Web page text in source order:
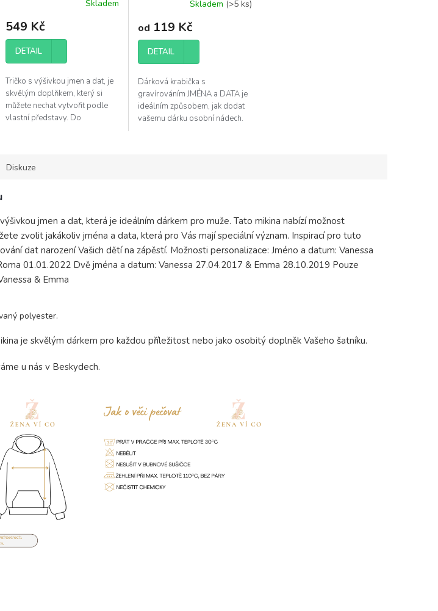
Skladem
549 Kč
DETAIL
Tričko s výšivkou jmen a dat, je
skvělým doplňkem, který si
můžete nechat vytvořit podle
vlastní představy. Do
Skladem (>5 ks)
od 119 Kč
DETAIL
Dárková krabička s
gravírováním JMÉNA a DATA je
ideálním způsobem, jak dodat
vašemu dárku osobní nádech.
Diskuze
jmen a dat, která je ideálním dárkem pro muže. Tato mikina nabízí možnost
zvolit jakákoliv jména a data, která pro Vás mají speciální význam. Inspirací pro tuto
dat narození Vašich dětí na zápěstí. Možnosti personalizace: Jméno a datum: Vanessa
01.01.2022 Dvě jména a datum: Vanessa 27.04.2017 & Emma 28.10.2019 Pouze
& Emma
polyester.
je skvělým dárkem pro každou příležitost nebo jako osobitý doplněk Vašeho šatníku.
u nás v Beskydech.